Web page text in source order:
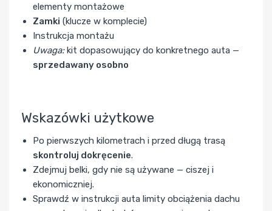
elementy montażowe
Zamki (klucze w komplecie)
Instrukcja montażu
Uwaga:kit dopasowujący do konkretnego auta —
sprzedawany osobno
Wskazówki użytkowe
Po pierwszych kilometrach i przed długą trasą
skontroluj dokręcenie.
Zdejmuj belki, gdy nie są używane — ciszej i
ekonomiczniej.
Sprawdź w instrukcji auta limity obciążenia dachu